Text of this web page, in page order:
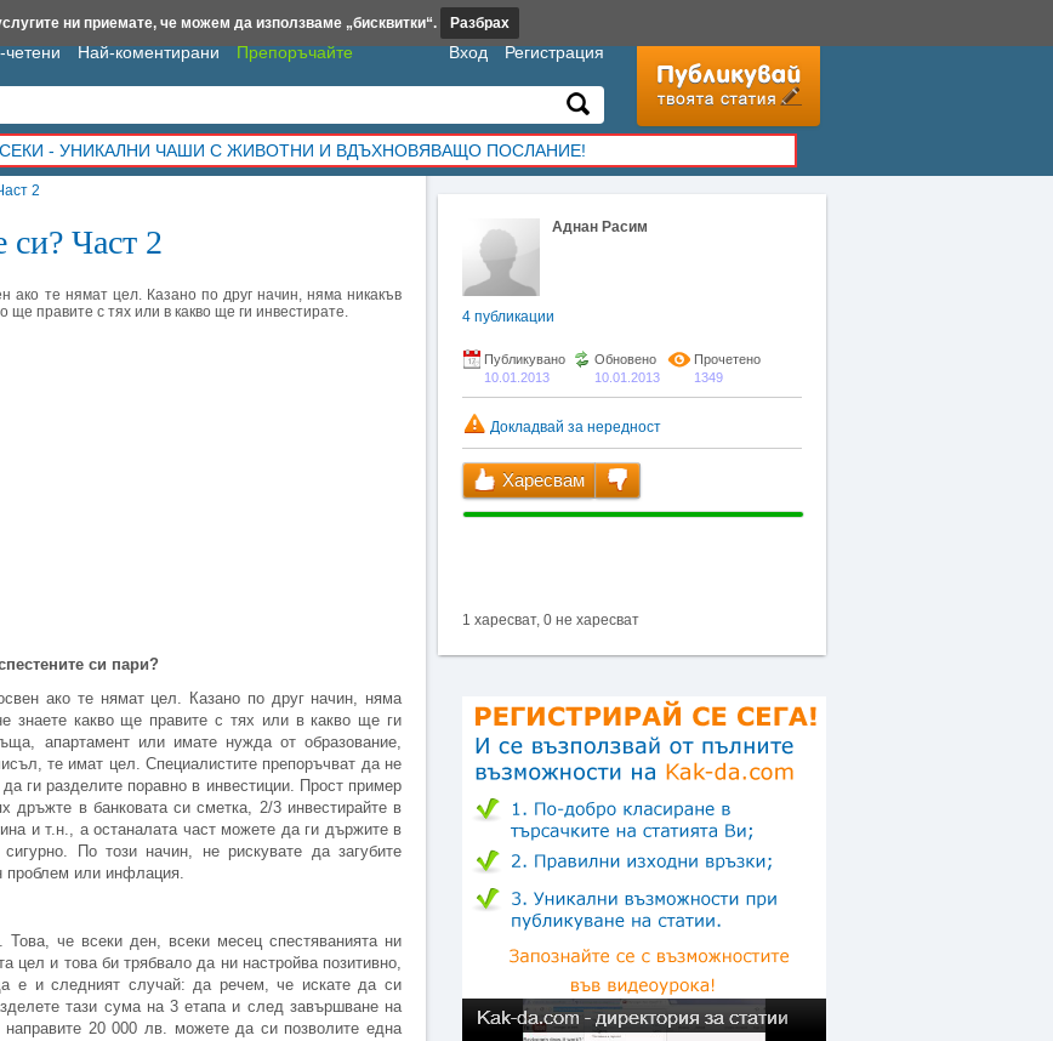
2
си? Част 2
ако те нямат цел. Казано по друг начин, няма никакъв
ще правите с тях или в какво ще ги инвестирате.
си пари?
ако те нямат цел. Казано по друг начин, няма
знаете какво ще правите с тях или в какво ще ги
апартамент или имате нужда от образование,
те имат цел. Специалистите препоръчват да не
ги разделите поравно в инвестиции. Прост пример
в банковата си сметка, 2/3 инвестирайте в
и т.н., а останалата част можете да ги държите в
По този начин, не рискувате да загубите
проблем или инфлация.
че всеки ден, всеки месец спестяванията ни
цел и това би трябвало да ни настройва позитивно,
е и следният случай: да речем, че искате да си
тази сума на 3 етапа и след завършване на
направите 20 000 лв. можете да си позволите една
Аднан Расим
4 публикации
Публикувано
10.01.2013
Обновено
10.01.2013
Прочетено
1349
Докладвай за нередност
Харесвам
1 харесват, 0 не харесват
Най-коментирани Препоръчайте Вход Регистрация
- УНИКАЛНИ ЧАШИ С ЖИВОТНИ И ВДЪХНОВЯВАЩО ПОСЛАНИЕ!
ни приемате, че можем да използваме „бисквитки“. Разбрах